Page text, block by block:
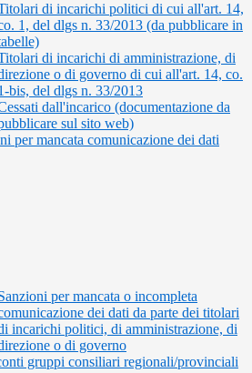
di incarichi politici di cui all'art. 14,
1, del dlgs n. 33/2013 (da pubblicare in
di incarichi di amministrazione, di
o di governo di cui all'art. 14, co.
bis, del dlgs n. 33/2013
dall'incarico (documentazione da
sul sito web)
per mancata comunicazione dei dati
per mancata o incompleta
dei dati da parte dei titolari
incarichi politici, di amministrazione, di
o di governo
gruppi consiliari regionali/provinciali